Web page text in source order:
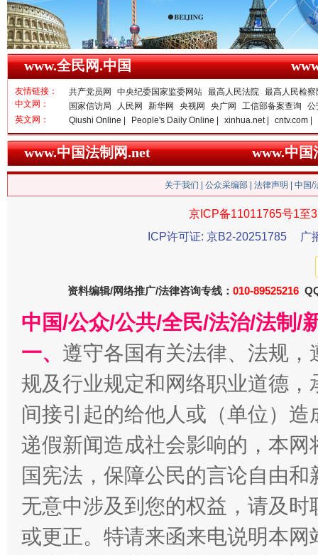
雄关漫道展新颜 “
春天里的科技盛宴
www.全民网.中国
友情链接：
中文网：
共产党员网 中央纪委国家监委网站 最高人民法院 最高人民检察
国家信访局
人民网 新华网 央视网 央广网 工信部备案查询
公
英文网：
Qiushi Online | People's Daily Online | xinhua.net | cntv.com |
www.中国法制网.net www.中
关于我们 公众采编部 法律声明 | 中国
京ICP备11011765号1至
ICP许可证: 京B2-20251785
广
资料编辑/网络推广/法律咨询专线： 010-89525216
中国/公众/公共/全民/法治/法制/
一、 遵守各国有关法律、法规
规及行业规定和网络职业道德
间接引起的给他人或（单位）
递假新闻造成社会影响的，本
国宪法，保障公民的言论自由
无意中涉及到您的权益，请及
或更正。特请来函来电说明本